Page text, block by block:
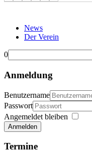
News
Der Verein
0
Anmeldung
Benutzername
Passwort
Angemeldet bleiben
Anmelden
Termine